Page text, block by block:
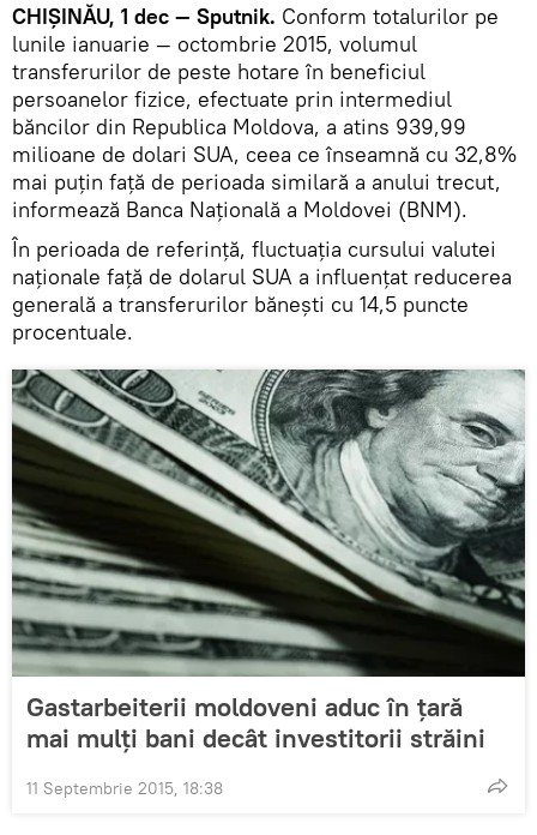
CHIȘINĂU, 1 dec — Sputnik. Conform totalurilor pe
lunile ianuarie — octombrie 2015, volumul
transferurilor de peste hotare în beneficiul
persoanelor fizice, efectuate prin intermediul
băncilor din Republica Moldova, a atins 939,99
milioane de dolari SUA, ceea ce înseamnă cu 32,8%
mai puțin față de perioada similară a anului trecut,
informează Banca Națională a Moldovei (BNM).
În perioada de referință, fluctuația cursului valutei
naționale față de dolarul SUA a influențat reducerea
generală a transferurilor bănești cu 14,5 puncte
procentuale.
Gastarbeiterii moldoveni aduc în ţară
mai mulţi bani decât investitorii străini
11 Septembrie 2015, 18:38